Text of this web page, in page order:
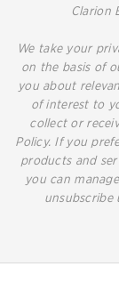
Clarion
We take your
on the basis of
you about
of interest to
collect or
Policy. If you
products and
you can
unsubscribe